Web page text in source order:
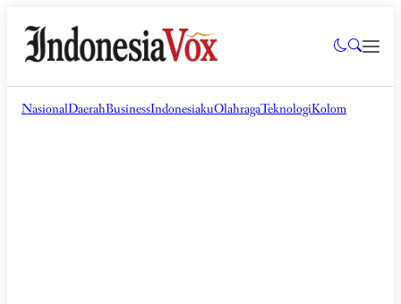
NasionalDaerahBusinessIndonesiakuOlahragaTeknologiKolom